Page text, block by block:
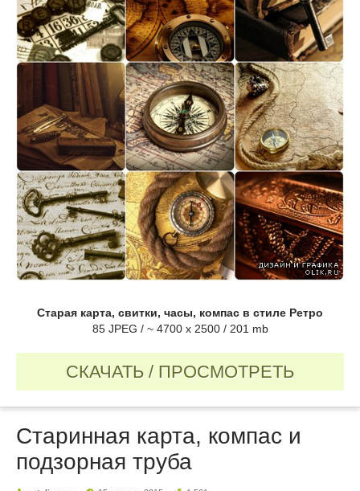
Старая карта, свитки, часы, компас в стиле Ретро
85 JPEG / ~ 4700 x 2500 / 201 mb
СКАЧАТЬ / ПРОСМОТРЕТЬ
Старинная карта, компас и
подзорная труба